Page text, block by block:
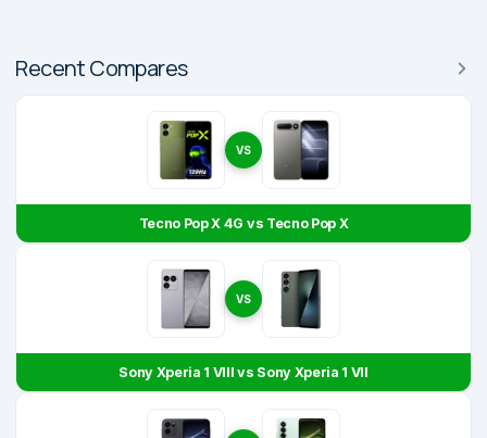
Recent Compares
VS
Tecno Pop X 4G vs Tecno Pop X
VS
Sony Xperia 1 VIII vs Sony Xperia 1 VII